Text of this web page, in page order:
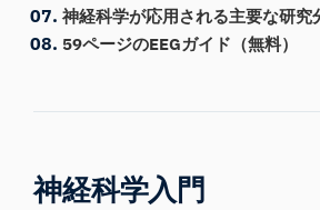
神経科学が応用される主要な研究
59ページのEEGガイド（無料）
神経科学入門